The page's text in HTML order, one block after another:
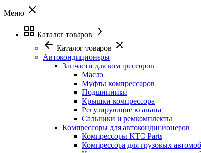
Меню
Каталог товаров
Каталог товаров
Автокондиционеры
Запчасти для компрессоров
Масло
Муфты компрессоров
Подшипники
Крышки компрессора
Регулирующие клапана
Сальники и ремкомплекты
Компрессоры для автокондиционеров
Компрессоры KTC Parts
Компрессора для грузовых